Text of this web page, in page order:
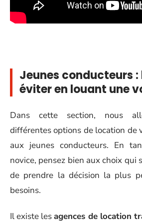
Jeunes conducteurs :
éviter en louant une
Dans cette section, nous
différentes options de location de
aux jeunes conducteurs. En
novice, pensez bien aux choix qui
de prendre la décision la plus
besoins.
Il existe lesagences de location